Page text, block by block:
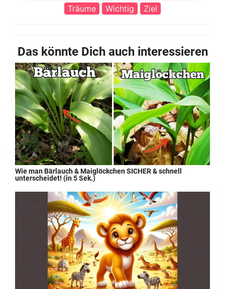
Träume
Wichtig Ziel
Das könnte Dich auch interessieren
Wie man Bärlauch & Maiglöckchen SICHER & schnell
unterscheidet! (in 5 Sek.)